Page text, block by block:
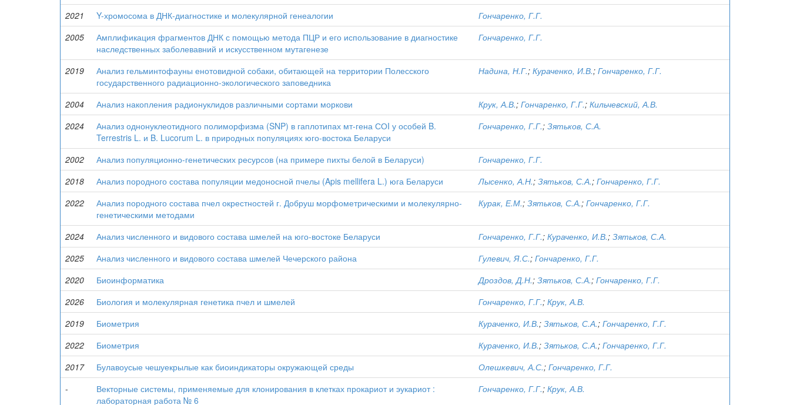
2021
Y-хромосома в ДНК-диагностике и молекулярной генеалогии
Гончаренко, Г.Г.
2005
Амплификация фрагментов ДНК с помощью метода ПЦР и его использование в диагностике
наследственных заболевавний и искусственном мутагенезе
Гончаренко, Г.Г.
2019
Анализ гельминтофауны енотовидной собаки, обитающей на территории Полесского
государственного радиационно-экологического заповедника
Надина, Н.Г.; Кураченко, И.В.; Гончаренко, Г.Г.
2004 Анализ накопления радионуклидов различными сортами моркови Крук, А.В.; Гончаренко, Г.Г.; Кильчевский, А.В.
2024
Анализ однонуклеотидного полиморфизма (SNP) в гаплотипах мт-гена СОI у особей B.
Terrestris L. и B. Lucorum L. в природных популяциях юго-востока Беларуси
Гончаренко, Г.Г.; Зятьков, С.А.
2002 Анализ популяционно-генетических ресурсов (на примере пихты белой в Беларуси)
Гончаренко, Г.Г.
2018
Анализ породного состава популяции медоносной пчелы (Apis mellifera L.) юга Беларуси Лысенко, А.Н.; Зятьков, С.А.; Гончаренко, Г.Г.
2022
Анализ породного состава пчел окрестностей г. Добруш морфометрическими и молекулярно-
генетическими методами
Курак, Е.М.; Зятьков, С.А.; Гончаренко, Г.Г.
2024 Анализ численного и видового состава шмелей на юго-востоке Беларуси Гончаренко, Г.Г.; Кураченко, И.В.; Зятьков, С.А.
2025
Анализ численного и видового состава шмелей Чечерского района Гулевич, Я.С.; Гончаренко, Г.Г.
2020
Биоинформатика Дроздов, Д.Н.; Зятьков, С.А.; Гончаренко, Г.Г.
2026
Биология и молекулярная генетика пчел и шмелей Гончаренко, Г.Г.; Крук, А.В.
2019
Биометрия Кураченко, И.В.; Зятьков, С.А.; Гончаренко, Г.Г.
2022
Биометрия Кураченко, И.В.; Зятьков, С.А.; Гончаренко, Г.Г.
2017
Булавоусые чешуекрылые как биоиндикаторы окружающей среды Олешкевич, А.С.; Гончаренко, Г.Г.
-
Векторные системы, применяемые для клонирования в клетках прокариот и эукариот :
лабораторная работа № 6
Гончаренко, Г.Г.; Крук, А.В.